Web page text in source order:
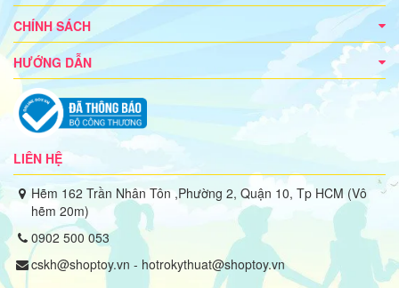
CHÍNH SÁCH
HƯỚNG DẪN
LIÊN HỆ
Hẽm 162 Trần Nhân Tôn ,Phường 2, Quận 10, Tp HCM (Vô
hẽm 20m)
0902 500 053
cskh@shoptoy.vn - hotrokythuat@shoptoy.vn